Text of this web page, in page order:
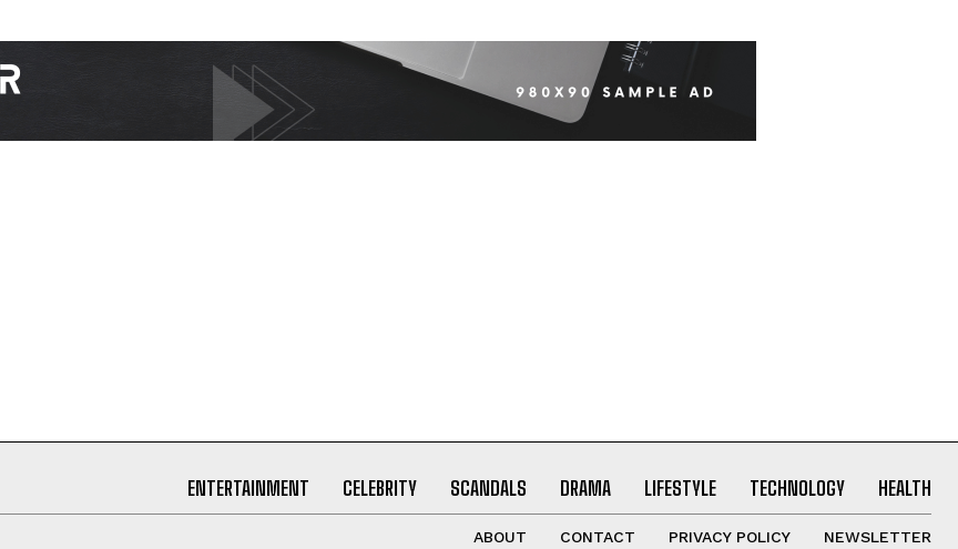
I've read and accept the Privacy Policy.
ENTERTAINMENT CELEBRITY SCANDALS DRAMA LIFESTYLE TECHNOLOGY HEALTH
ABOUT CONTACT PRIVACY POLICY NEWSLETTER